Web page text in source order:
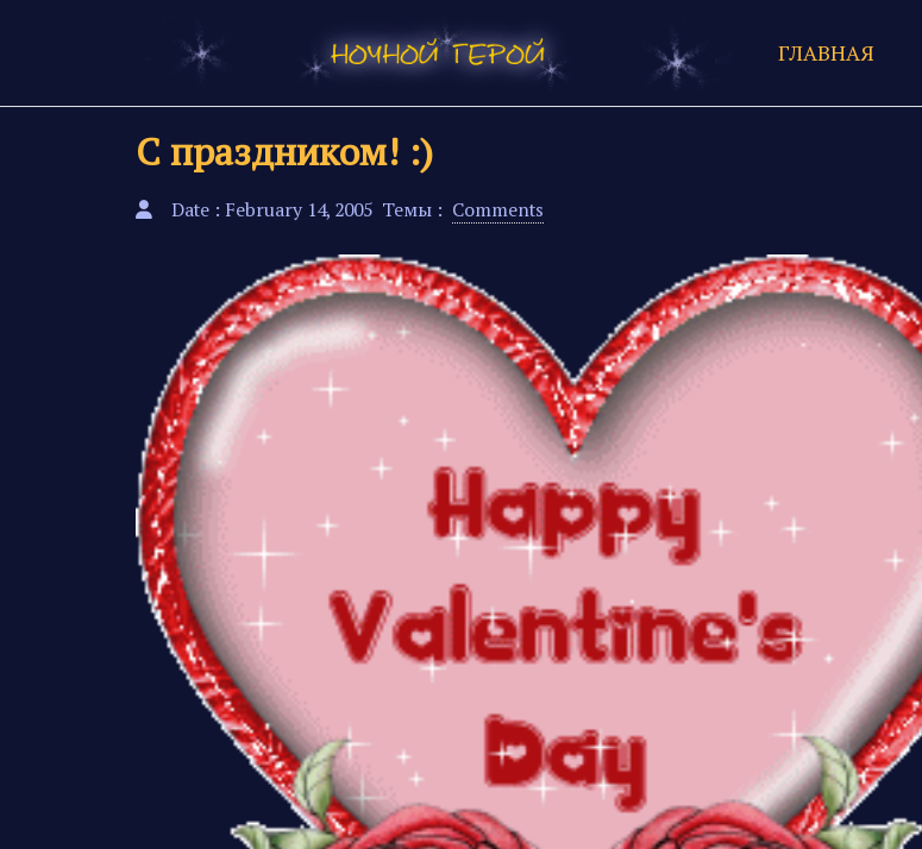
ГЛАВНАЯ
С праздником! :)
Date : February 14, 2005 Темы : Comments